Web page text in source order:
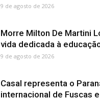
9 de agosto de 2026
Morre Milton De Martini
vida dedicada à
9 de agosto de 2026
Casal representa o
internacional de Fuscas